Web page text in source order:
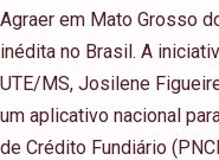
Agraer em Mato Grosso
inédita no Brasil. A
UTE/MS, Josilene
um aplicativo nacional
de Crédito Fundiário